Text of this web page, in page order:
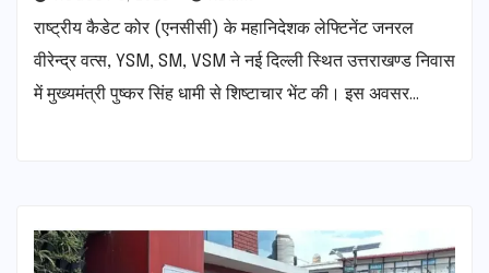
राष्ट्रीय कैडेट कोर (एनसीसी) के महानिदेशक लेफ्टिनेंट जनरल
वीरेन्द्र वत्स, YSM, SM, VSM ने नई दिल्ली स्थित उत्तराखण्ड निवास
में मुख्यमंत्री पुष्कर सिंह धामी से शिष्टाचार भेंट की। इस अवसर…